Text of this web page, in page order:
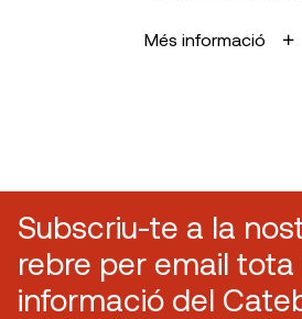
Més informació
Subscriu-te a la
rebre per email tota
informació del